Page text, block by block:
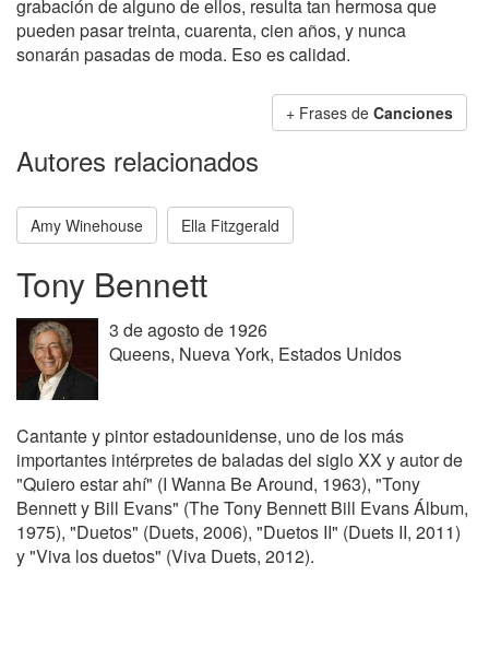
grabación de alguno de ellos, resulta tan hermosa que
pueden pasar treinta, cuarenta, cien años, y nunca
sonarán pasadas de moda. Eso es calidad.
+ Frases de Canciones
Autores relacionados
Amy Winehouse Ella Fitzgerald
Tony Bennett
3 de agosto de 1926
Queens, Nueva York, Estados Unidos
Cantante y pintor estadounidense, uno de los más
importantes intérpretes de baladas del siglo XX y autor de
"Quiero estar ahí" (I Wanna Be Around, 1963), "Tony
Bennett y Bill Evans" (The Tony Bennett Bill Evans Álbum,
1975), "Duetos" (Duets, 2006), "Duetos II" (Duets II, 2011)
y "Viva los duetos" (Viva Duets, 2012).